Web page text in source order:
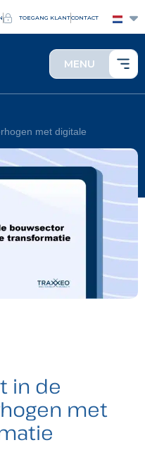
TOEGANG KLANTCONTACT
MENU
met digitale
in de
met